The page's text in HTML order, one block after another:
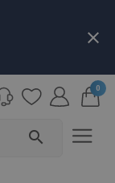
close
search
0